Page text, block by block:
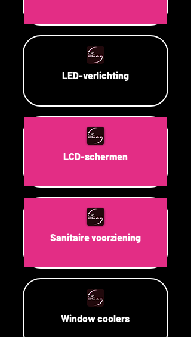
LED-verlichting
LCD-schermen
Sanitaire voorziening
Window coolers